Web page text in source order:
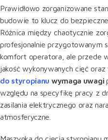
Prawidłowo zorganizowane
budowie to klucz do
Różnica między chaotycznie
profesjonalnie przygotowanym
komfort operatora, ale przede
jakość wykonywanych cięć oraz
do styropianu wymaga uwagi
względu na specyfikę pracy z
zasilania elektrycznego oraz
atmosferyczne.